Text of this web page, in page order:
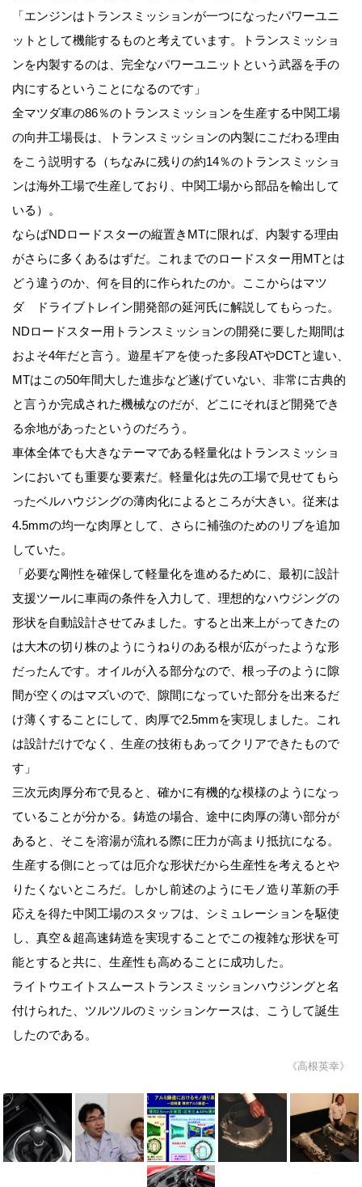
「エンジンはトランスミッションが一つになったパワーユニ
ットとして機能するものと考えています。トランスミッショ
ンを内製するのは、完全なパワーユニットという武器を手の
内にするということになるのです」
全マツダ車の86％のトランスミッションを生産する中関工場
の向井工場長は、トランスミッションの内製にこだわる理由
をこう説明する（ちなみに残りの約14％のトランスミッショ
ンは海外工場で生産しており、中関工場から部品を輸出して
いる）。
ならばNDロードスターの縦置きMTに限れば、内製する理由
がさらに多くあるはずだ。これまでのロードスター用MTとは
どう違うのか、何を目的に作られたのか。ここからはマツ
ダ ドライブトレイン開発部の延河氏に解説してもらった。
NDロードスター用トランスミッションの開発に要した期間は
およそ4年だと言う。遊星ギアを使った多段ATやDCTと違い、
MTはこの50年間大した進歩など遂げていない、非常に古典的
と言うか完成された機械なのだが、どこにそれほど開発でき
る余地があったというのだろう。
車体全体でも大きなテーマである軽量化はトランスミッショ
ンにおいても重要な要素だ。軽量化は先の工場で見せてもら
ったベルハウジングの薄肉化によるところが大きい。従来は
4.5mmの均一な肉厚として、さらに補強のためのリブを追加
していた。
「必要な剛性を確保して軽量化を進めるために、最初に設計
支援ツールに車両の条件を入力して、理想的なハウジングの
形状を自動設計させてみました。すると出来上がってきたの
は大木の切り株のようにうねりのある根が広がったような形
だったんです。オイルが入る部分なので、根っ子のように隙
間が空くのはマズいので、隙間になっていた部分を出来るだ
け薄くすることにして、肉厚で2.5mmを実現しました。これ
は設計だけでなく、生産の技術もあってクリアできたもので
す」
三次元肉厚分布で見ると、確かに有機的な模様のようになっ
ていることが分かる。鋳造の場合、途中に肉厚の薄い部分が
あると、そこを溶湯が流れる際に圧力が高まり抵抗になる。
生産する側にとっては厄介な形状だから生産性を考えるとや
りたくないところだ。しかし前述のようにモノ造り革新の手
応えを得た中関工場のスタッフは、シミュレーションを駆使
し、真空＆超高速鋳造を実現することでこの複雑な形状を可
能とすると共に、生産性も高めることに成功した。
ライトウエイトスムーストランスミッションハウジングと名
付けられた、ツルツルのミッションケースは、こうして誕生
したのである。
《高根英幸》